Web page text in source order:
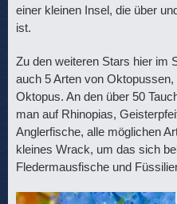
einer kleinen Insel, die über
ist.
Zu den weiteren Stars hier im
auch 5 Arten von
Oktopus. An den über 50
man auf Rhinopias,
Anglerfische, alle möglichen
kleines Wrack, um das sich
Fledermausfische und